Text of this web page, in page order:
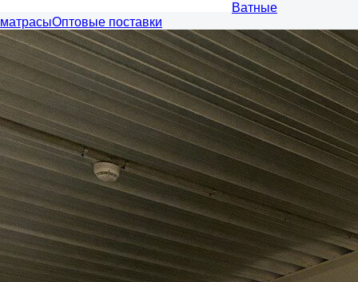
Ватные
матрасыОптовые поставки